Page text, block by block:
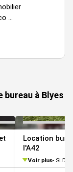
bien est exposé
...
à Blyes
Location
l'A42
Voir plus SLDI